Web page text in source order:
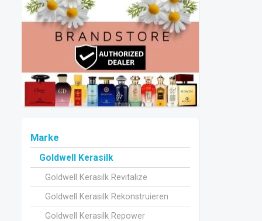
Marke
Goldwell Kerasilk
Goldwell Kerasilk Revitalize
Goldwell Kerasilk Rekonstruieren
Goldwell Kerasilk Repower